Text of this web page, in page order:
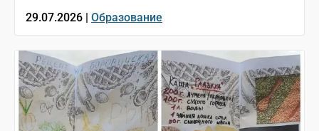
29.07.2026 | Образование